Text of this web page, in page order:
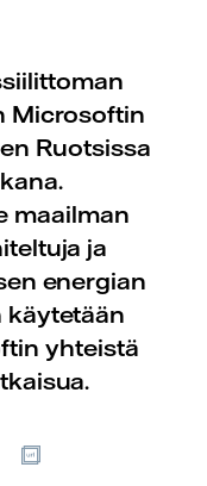
Microsoftin
Ruotsissa
maailman
ja
energian
käytetään
yhteistä
Sähköposti